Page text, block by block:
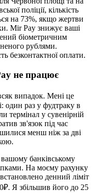
поліції, кількість
на 73%, якщо жертви
Mir Pay знижує ваші
біометричним
рублями.
безконтактної оплати.
не працює
випадок. Мені це
один раз у фудтраку в
термінал у сувенірній
зв'язок під час
менш ніж за дві
вашому банківському
На моєму рахунку
денний ліміт
Я збільшив його до 25